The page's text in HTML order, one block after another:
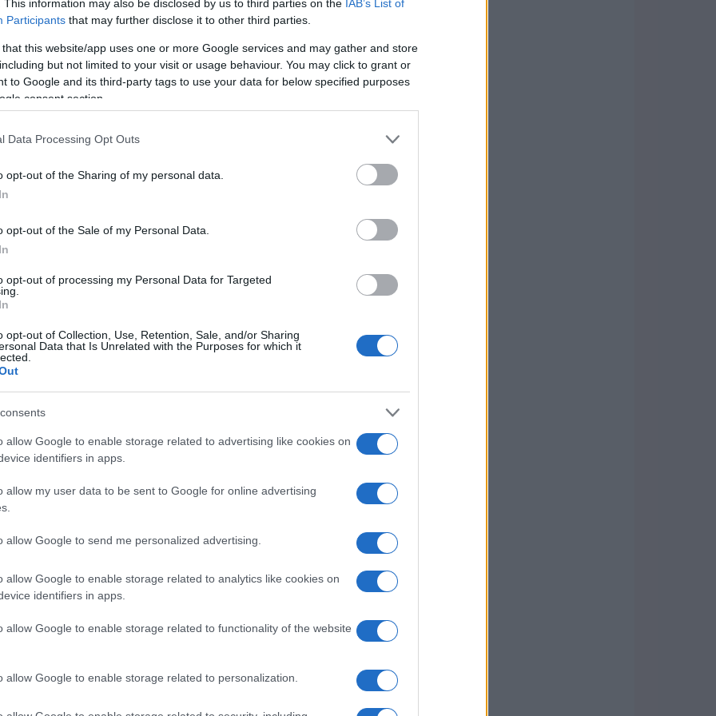
This information may also be disclosed by us to third parties on the IAB’s List of
Participants that may further disclose it to other third parties.
that this website/app uses one or more Google services and may gather and store
but not limited to your visit or usage behaviour. You may click to grant or
to Google and its third-party tags to use your data for below specified purposes
consent section.
Data Processing Opt Outs
opt-out of the Sharing of my personal data.
opt-out of the Sale of my Personal Data.
opt-out of processing my Personal Data for Targeted
opt-out of Collection, Use, Retention, Sale, and/or Sharing
Data that Is Unrelated with the Purposes for which it
allow Google to enable storage related to advertising like cookies on
identifiers in apps.
allow my user data to be sent to Google for online advertising
allow Google to send me personalized advertising.
allow Google to enable storage related to analytics like cookies on
identifiers in apps.
allow Google to enable storage related to functionality of the website
allow Google to enable storage related to personalization.
popeline
per la sua costruzione robusta e la trama
chi non sogna un capo che si mantiene
intensa? Non solo è pratica, ma migliora
morbida e confortevole. Secondo Pip
Underneath, queste camicie sono un
e miglioreranno con il passare del
meglio di un capo che riesce a unire eleganza
abbinare la camicia
che la camicia classica in popeline è tornata
Miu Miu, i designer hanno reinterpretato
e dettagli unici. Hai visto come sono state
a top a fascia o abbinate a pantaloni